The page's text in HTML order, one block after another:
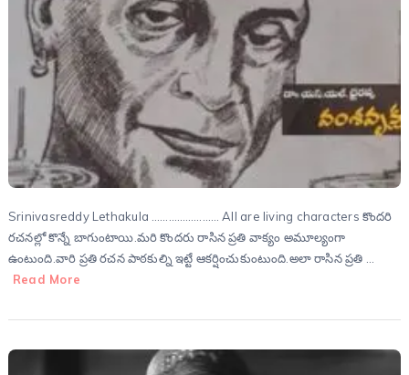
Srinivasreddy Lethakula …………………… All are living characters కొందరి
రచనల్లో కొన్నే బాగుంటాయి.మరి కొందరు రాసిన ప్రతి వాక్యం అమూల్యంగా
ఉంటుంది.వారి ప్రతి రచన పాఠకుల్ని ఇట్టే ఆకర్షించుకుంటుంది.అలా రాసిన ప్రతి …
Read More